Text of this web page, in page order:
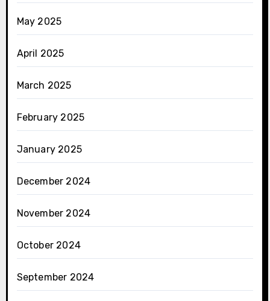
May 2025
April 2025
March 2025
February 2025
January 2025
December 2024
November 2024
October 2024
September 2024